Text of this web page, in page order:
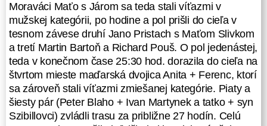
Maťa Závodníka, ktorí si svoj
náskok udržali až do cieľa a o 5.
hodine a 35. minúte svoju "úspešnú
misiu" zakončili na Donovaloch.
Moraváci Maťo s Járom sa teda stali
víťazmi v mužskej kategórii, po
hodine a pol prišli do cieľa v tesnom
závese druhí Jano Pristach s
Moraváci Maťo s Járom sa teda stali víťazmi v
mužskej kategórii, po hodine a pol prišli do cieľa v
tesnom závese druhí Jano Pristach s Maťom Slivkom
a tretí Martin Bartoň a Richard Pouš. O pol jedenástej,
teda v konečnom čase 25:30 hod. dorazila do cieľa na
štvrtom mieste maďarská dvojica Anita + Ferenc, ktorí
sa zároveň stali víťazmi zmiešanej kategórie. Piaty a
šiesty pár (Peter Blaho + Ivan Martynek a tatko + syn
Szibillovci) zvládli trasu za približne 27 hodín. Celú